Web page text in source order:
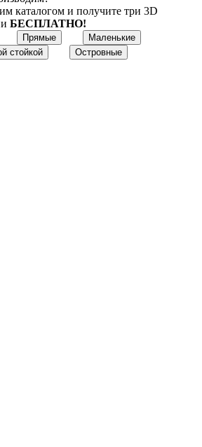
каталогом и получите три 3D
БЕСПЛАТНО!
Прямые
Маленькие
стойкой
Островные